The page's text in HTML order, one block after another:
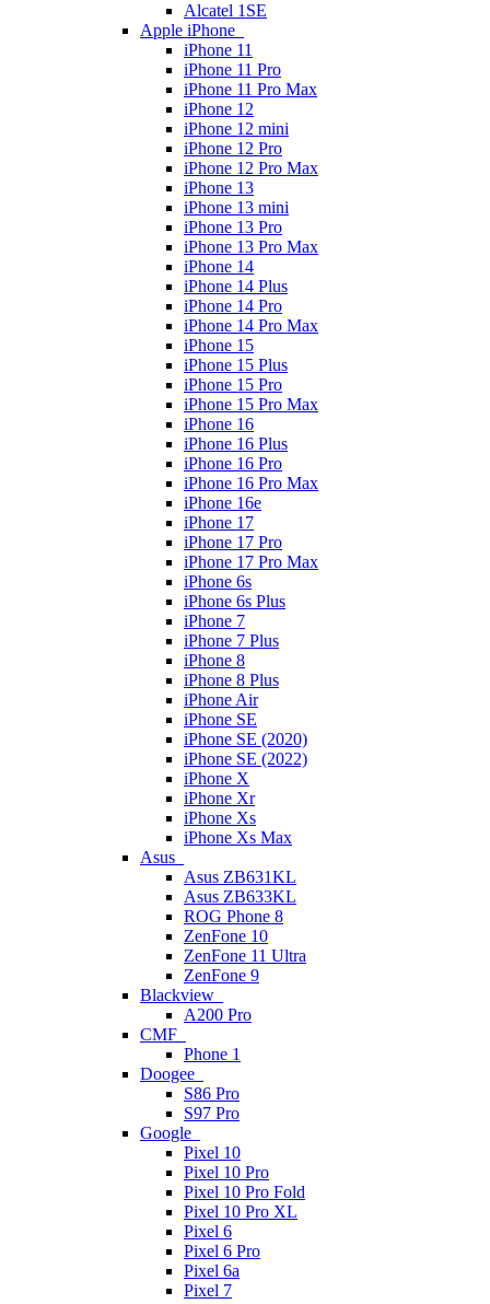
Alcatel 1SE
Apple iPhone
iPhone 11
iPhone 11 Pro
iPhone 11 Pro Max
iPhone 12
iPhone 12 mini
iPhone 12 Pro
iPhone 12 Pro Max
iPhone 13
iPhone 13 mini
iPhone 13 Pro
iPhone 13 Pro Max
iPhone 14
iPhone 14 Plus
iPhone 14 Pro
iPhone 14 Pro Max
iPhone 15
iPhone 15 Plus
iPhone 15 Pro
iPhone 15 Pro Max
iPhone 16
iPhone 16 Plus
iPhone 16 Pro
iPhone 16 Pro Max
iPhone 16e
iPhone 17
iPhone 17 Pro
iPhone 17 Pro Max
iPhone 6s
iPhone 6s Plus
iPhone 7
iPhone 7 Plus
iPhone 8
iPhone 8 Plus
iPhone Air
iPhone SE
iPhone SE (2020)
iPhone SE (2022)
iPhone X
iPhone Xr
iPhone Xs
iPhone Xs Max
Asus
Asus ZB631KL
Asus ZB633KL
ROG Phone 8
ZenFone 10
ZenFone 11 Ultra
ZenFone 9
Blackview
A200 Pro
CMF
Phone 1
Doogee
S86 Pro
S97 Pro
Google
Pixel 10
Pixel 10 Pro
Pixel 10 Pro Fold
Pixel 10 Pro XL
Pixel 6
Pixel 6 Pro
Pixel 6a
Pixel 7